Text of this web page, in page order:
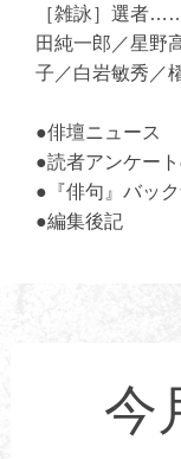
［雑詠］選者
田純一郎／星野
子／白岩敏秀／
●俳壇ニュース
●読者アンケー
●『俳句』バッ
●編集後記
今